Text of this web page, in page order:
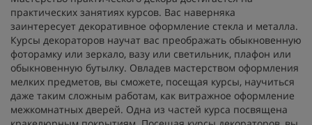
практических занятиях курсов. Вас наверняка
заинтересует декоративное оформление стекла и металла.
Курсы декораторов научат вас преображать обыкновенную
фоторамку или зеркало, вазу или светильник, плафон или
обыкновенную бутылку. Овладев мастерством оформления
мелких предметов, вы сможете, посещая курсы, научиться
даже таким сложным работам, как витражное оформление
межкомнатных дверей. Одна из частей курса посвящена